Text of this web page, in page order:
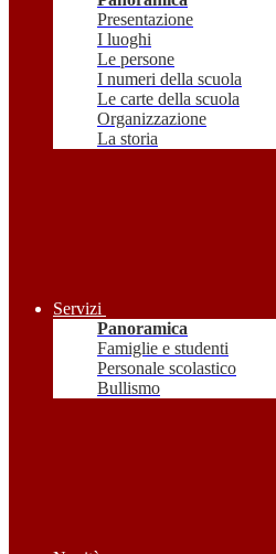
Presentazione
I luoghi
Le persone
I numeri della scuola
Le carte della scuola
Organizzazione
La storia
Servizi
Panoramica
Famiglie e studenti
Personale scolastico
Bullismo